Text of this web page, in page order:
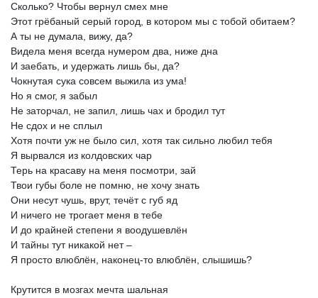
Сколько? Чтобы вернул смех мне
Этот грёбаный серый город, в котором мы с тобой обитаем?
А ты не думала, вижу, да?
Видела меня всегда нумером два, ниже дна
И заебать, и удержать лишь бы,
да?
Чокнутая сука совсем выжила из ума!
Но я смог, я забыл
Не заторчал, не запил, лишь чах и бродил тут
Не сдох и не сплыл
Хотя почти уж не было сил, хотя так сильно любил тебя
Я вырвался из колдовских чар
Терь на красаву на меня посмотри, зай
Твои губы боле не помню, не хочу знать
Они несут чушь, врут, течёт с губ яд
И ничего не трогает меня в тебе
И до крайней степени я воодушевлён
И тайны тут никакой нет –
Я просто влюблён, наконец-то влюблён, слышишь?
Крутится в мозгах мечта шальная